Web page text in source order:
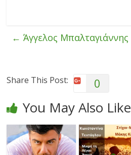
← Άγγελος Μπαλταγιάννης
Share This Post: 0
You May Also Like